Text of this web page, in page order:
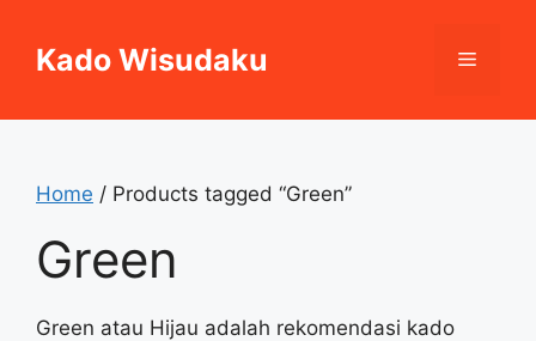
contentKado Wisudaku Menu
Home / Products tagged “Green”
Green
Green atau Hijau adalah rekomendasi kado